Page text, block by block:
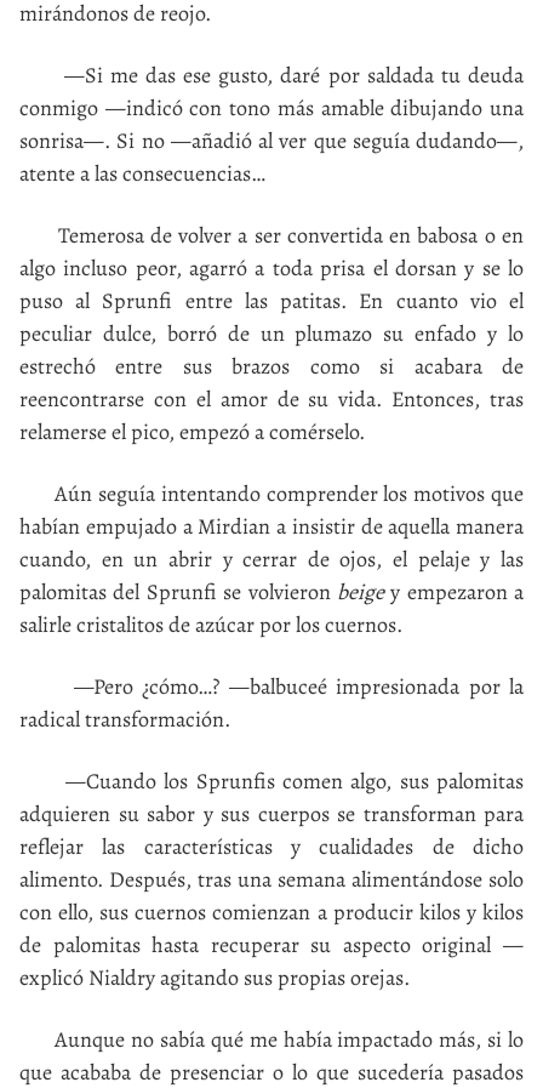
mirándonos de reojo.
—Si me das ese gusto, daré por saldada tu deuda
conmigo —indicó con tono más amable dibujando una
sonrisa—. Si no —añadió al ver que seguía dudando—,
atente a las consecuencias…
Temerosa de volver a ser convertida en babosa o en
algo incluso peor, agarró a toda prisa el dorsan y se lo
puso al Sprunfi entre las patitas. En cuanto vio el
peculiar dulce, borró de un plumazo su enfado y lo
estrechó entre sus brazos como si acabara de
reencontrarse con el amor de su vida. Entonces, tras
relamerse el pico, empezó a comérselo.
Aún seguía intentando comprender los motivos que
habían empujado a Mirdian a insistir de aquella manera
cuando, en un abrir y cerrar de ojos, el pelaje y las
palomitas del Sprunfi se volvieron beigey empezaron a
salirle cristalitos de azúcar por los cuernos.
—Pero ¿cómo…? —balbuceé impresionada por la
radical transformación.
—Cuando los Sprunfis comen algo, sus palomitas
adquieren su sabor y sus cuerpos se transforman para
reflejar las características y cualidades de dicho
alimento. Después, tras una semana alimentándose solo
con ello, sus cuernos comienzan a producir kilos y kilos
de palomitas hasta recuperar su aspecto original —
explicó Nialdry agitando sus propias orejas.
Aunque no sabía qué me había impactado más, si lo
que acababa de presenciar o lo que sucedería pasados